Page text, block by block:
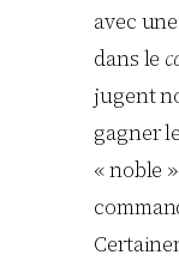
avec
dans le
jugent
gagner
« noble